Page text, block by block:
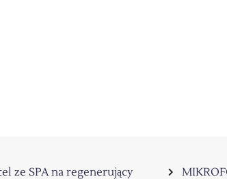
ze SPA na regenerujący